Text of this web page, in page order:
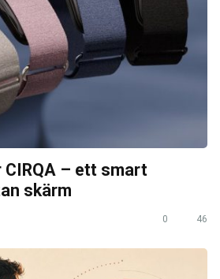
CIRQA – ett smart
skärm
0 46